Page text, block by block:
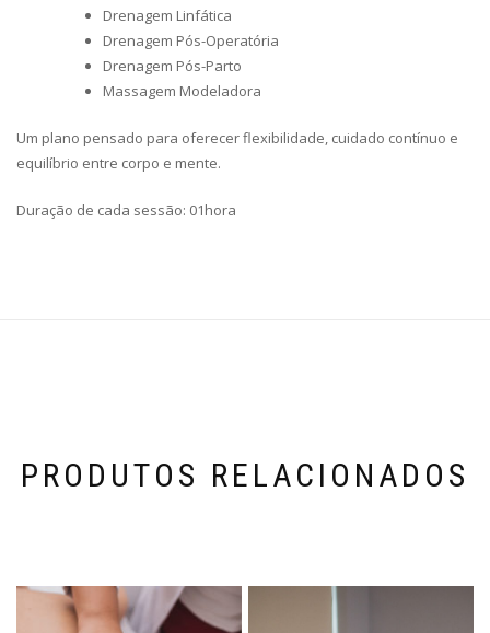
Drenagem Linfática
Drenagem Pós-Operatória
Drenagem Pós-Parto
Massagem Modeladora
Um plano pensado para oferecer flexibilidade, cuidado contínuo e
equilíbrio entre corpo e mente.
Duração de cada sessão: 01hora
PRODUTOS RELACIONADOS